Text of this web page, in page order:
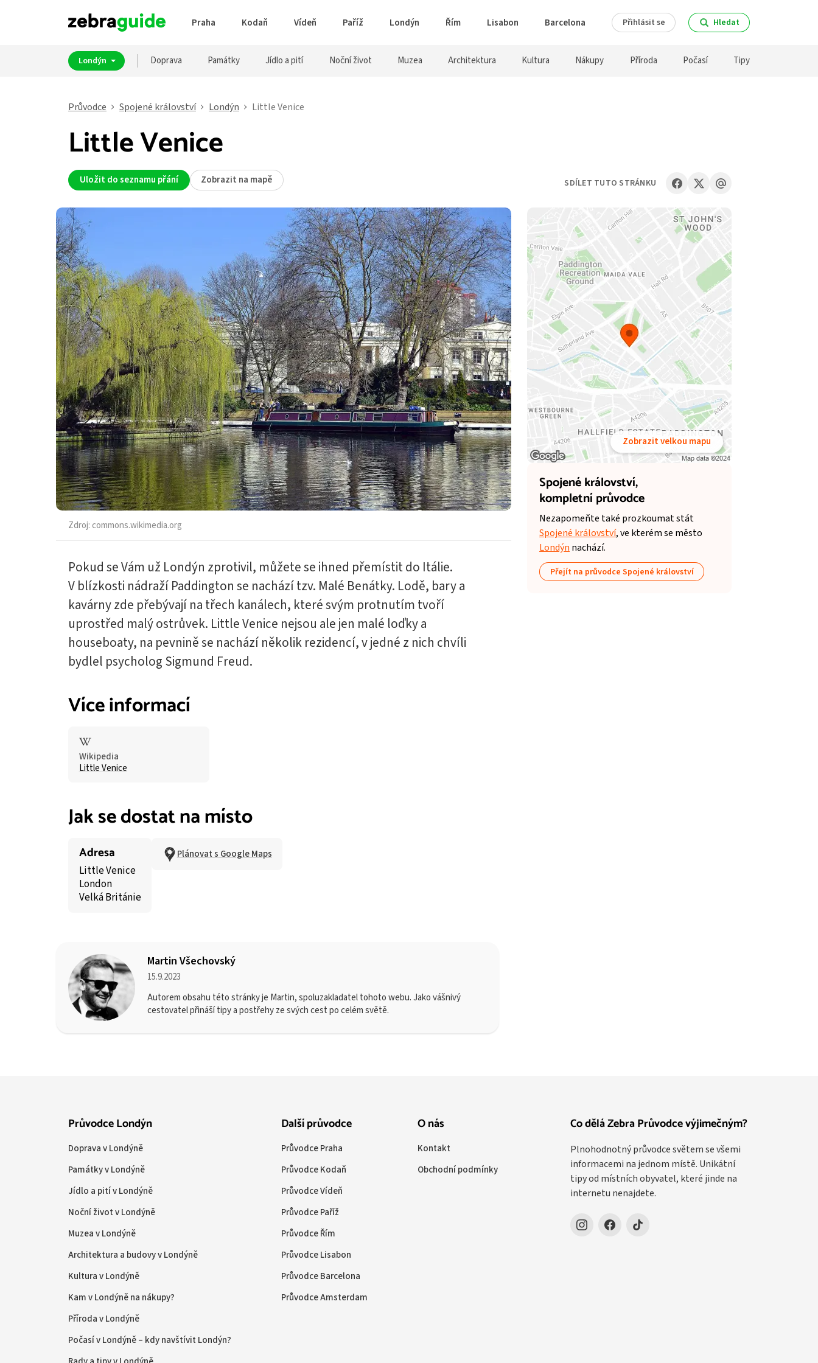
Praha Kodaň Vídeň Paříž Londýn Řím Lisabon Barcelona Přihlásit se Hledat
Londýn Doprava Památky Jídlo a pití Noční život Muzea Architektura Kultura Nákupy Příroda Počasí Tipy
Průvodce Spojené království Londýn Little Venice
Little Venice
Uložit do seznamu přání Zobrazit na mapě
Zdroj: commons.wikimedia.org
Pokud se Vám už Londýn zprotivil, můžete se ihned přemístit do Itálie.
V blízkosti nádraží Paddington se nachází tzv. Malé Benátky. Lodě, bary a
kavárny zde přebývají na třech kanálech, které svým protnutím tvoří
uprostřed malý ostrůvek. Little Venice nejsou ale jen malé loďky a
houseboaty, na pevnině se nachází několik rezidencí, v jedné z nich chvíli
bydlel psycholog Sigmund Freud.
Více informací
Wikipedia
Little Venice
Jak se dostat na místo
Adresa
Little Venice
London
Velká Británie
Plánovat s Google Maps
Martin Všechovský
15.9.2023
Autorem obsahu této stránky je Martin, spoluzakladatel tohoto webu. Jako vášnivý
cestovatel přináší tipy a postřehy ze svých cest po celém světě.
Zobrazit velkou mapu
Spojené království,
kompletní průvodce
Nezapomeňte také prozkoumat stát
Spojené království, ve kterém se město
Londýn nachází.
Přejít na průvodce Spojené království
SDÍLET TUTO STRÁNKU
Co dělá Zebra Průvodce výjimečným?
Plnohodnotný průvodce světem se všemi
informacemi na jednom místě. Unikátní
tipy od místních obyvatel, které jinde na
internetu nenajdete.
Průvodce Londýn
Doprava v Londýně
Památky v Londýně
Jídlo a pití v Londýně
Noční život v Londýně
Muzea v Londýně
Architektura a budovy v Londýně
Kultura v Londýně
Kam v Londýně na nákupy?
Příroda v Londýně
Počasí v Londýně – kdy navštívit Londýn?
Další průvodce
Průvodce Praha
Průvodce Kodaň
Průvodce Vídeň
Průvodce Paříž
Průvodce Řím
Průvodce Lisabon
Průvodce Barcelona
Průvodce Amsterdam
O nás
Kontakt
Obchodní podmínky